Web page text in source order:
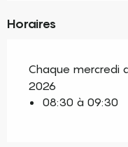
Horaires
Chaque mercredi
2026
08:30 à 09:30